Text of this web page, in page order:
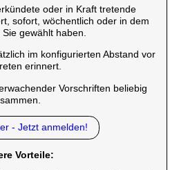
oder in Kraft tretende
sofort, wöchentlich oder in dem
gewählt haben.
im konfigurierten Abstand vor
erinnert.
Vorschriften beliebig
- Jetzt anmelden!
Vorteile: